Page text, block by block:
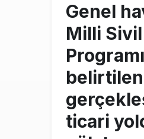
Genel
Milli Sivil
ticari